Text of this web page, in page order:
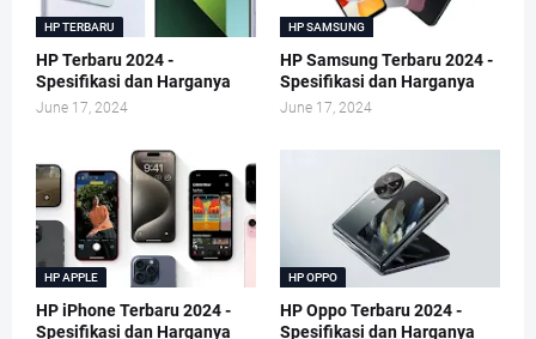
HP TERBARU
HP Terbaru 2024 -
Spesifikasi dan Harganya
June 17, 2024
HP SAMSUNG
HP Samsung Terbaru 2024 -
Spesifikasi dan Harganya
June 17, 2024
HP APPLE
HP iPhone Terbaru 2024 -
Spesifikasi dan Harganya
HP OPPO
HP Oppo Terbaru 2024 -
Spesifikasi dan Harganya